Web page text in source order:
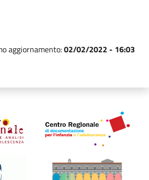
aggiornamento:02/02/2022 - 16:03